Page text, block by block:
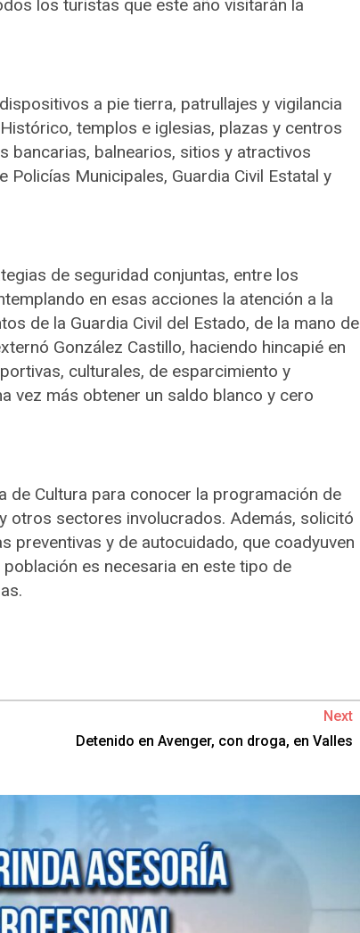
los turistas que este año visitarán la
a pie tierra, patrullajes y vigilancia
templos e iglesias, plazas y centros
bancarias, balnearios, sitios y atractivos
Municipales, Guardia Civil Estatal y
de seguridad conjuntas, entre los
en esas acciones la atención a la
de la Guardia Civil del Estado, de la mano de
González Castillo, haciendo hincapié en
culturales, de esparcimiento y
vez más obtener un saldo blanco y cero
de Cultura para conocer la programación de
otros sectores involucrados. Además, solicitó
preventivas y de autocuidado, que coadyuven
es necesaria en este tipo de
Next
Detenido en Avenger, con droga, en Valles